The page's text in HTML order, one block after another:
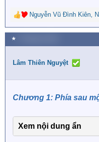
R
e
a
c
i
n
:
Nguyễn Vũ Đình Kiên,
★
Lâm Thiên Nguyệt
Chương 1: Phía sau
Xem nội dung ẩn